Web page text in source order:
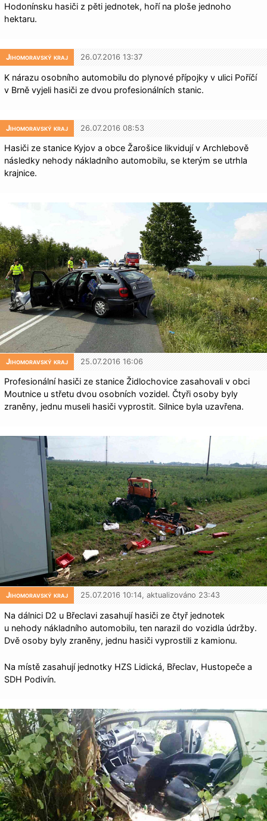
Hodonínsku hasiči z pěti jednotek, hoří na ploše jednoho
hektaru.
Jihomoravský kraj 26.07.2016 13:37
K nárazu osobního automobilu do plynové přípojky v ulici Poříčí
v Brně vyjeli hasiči ze dvou profesionálních stanic.
Jihomoravský kraj 26.07.2016 08:53
Hasiči ze stanice Kyjov a obce Žarošice likvidují v Archlebově
následky nehody nákladního automobilu, se kterým se utrhla
krajnice.
Jihomoravský kraj 25.07.2016 16:06
Profesionální hasiči ze stanice Židlochovice zasahovali v obci
Moutnice u střetu dvou osobních vozidel. Čtyři osoby byly
zraněny, jednu museli hasiči vyprostit. Silnice byla uzavřena.
Jihomoravský kraj 25.07.2016 10:14, aktualizováno 23:43
Na dálnici D2 u Břeclavi zasahují hasiči ze čtyř jednotek
u nehody nákladního automobilu, ten narazil do vozidla údržby.
Dvě osoby byly zraněny, jednu hasiči vyprostili z kamionu.
Na místě zasahují jednotky HZS Lidická, Břeclav, Hustopeče a
SDH Podivín.